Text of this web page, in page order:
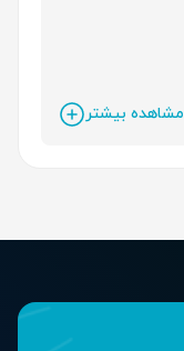
مشاهده بیشتر